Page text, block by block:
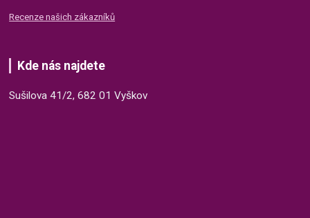
Recenze našich zákazníků
Kde nás najdete
Sušilova 41/2, 682 01 Vyškov